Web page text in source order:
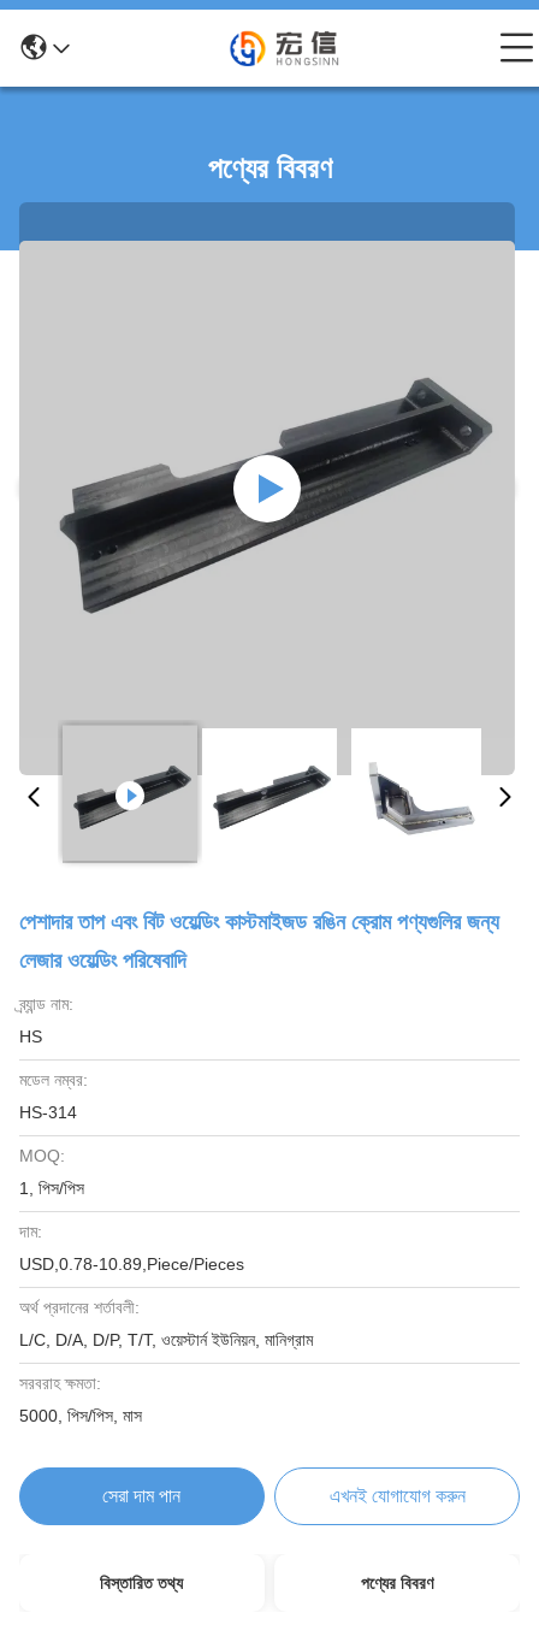
পণ্যের বিবরণ
পেশাদার তাপ এবং বিট ওয়েল্ডিং কাস্টমাইজড রঙিন ক্রোম পণ্যগুলির জন্য
লেজার ওয়েল্ডিং পরিষেবাদি
ব্র্যান্ড নাম:
HS
মডেল নম্বর:
HS-314
MOQ:
1, পিস/পিস
দাম:
USD,0.78-10.89,Piece/Pieces
অর্থ প্রদানের শর্তাবলী:
L/C, D/A, D/P, T/T, ওয়েস্টার্ন ইউনিয়ন, মানিগ্রাম
সরবরাহ ক্ষমতা:
5000, পিস/পিস, মাস
সেরা দাম পান এখনই যোগাযোগ করুন
বিস্তারিত তথ্য পণ্যের বিবরণ